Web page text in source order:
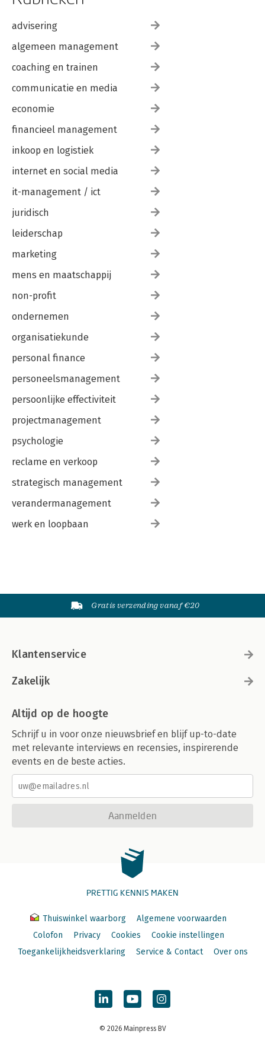
advisering
algemeen management
coaching en trainen
communicatie en media
economie
financieel management
inkoop en logistiek
internet en social media
it-management / ict
juridisch
leiderschap
marketing
mens en maatschappij
non-profit
ondernemen
organisatiekunde
personal finance
personeelsmanagement
persoonlijke effectiviteit
projectmanagement
psychologie
reclame en verkoop
strategisch management
verandermanagement
werk en loopbaan
Gratis verzending vanaf €20
Klantenservice
Zakelijk
Altijd op de hoogte
Schrijf u in voor onze nieuwsbrief en blijf up-to-date
met relevante interviews en recensies, inspirerende
events en de beste acties.
Aanmelden
PRETTIG KENNIS MAKEN
Thuiswinkel waarborg
Algemene voorwaarden
Colofon
Privacy Cookies
Cookie instellingen
Toegankelijkheidsverklaring
Service & Contact Over ons
© 2026 Mainpress BV